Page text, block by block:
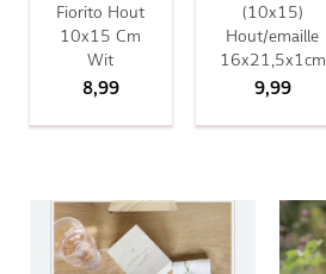
Fiorito Hout
10x15 Cm
Wit
8,99
(10x15)
Hout/emaille
16x21,5x1cm
9,99